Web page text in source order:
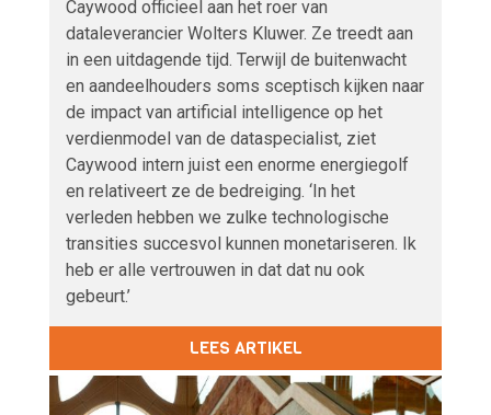
Caywood officieel aan het roer van
dataleverancier Wolters Kluwer. Ze treedt aan
in een uitdagende tijd. Terwijl de buitenwacht
en aandeelhouders soms sceptisch kijken naar
de impact van artificial intelligence op het
verdienmodel van de dataspecialist, ziet
Caywood intern juist een enorme energiegolf
en relativeert ze de bedreiging. ‘In het
verleden hebben we zulke technologische
transities succesvol kunnen monetariseren. Ik
heb er alle vertrouwen in dat dat nu ook
gebeurt.’
LEES ARTIKEL